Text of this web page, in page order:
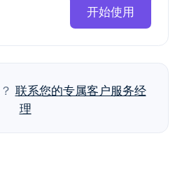
开始使用
联系您的专属客户服务经
理